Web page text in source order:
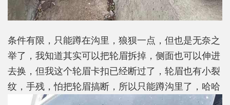
条件有限，只能蹲在沟里，狼狈一点，但也是无奈之
举了，我知道其实可以把轮眉拆掉，侧面也可以伸进
去换，但我这个轮眉卡扣已经断过了，轮眉也有小裂
纹，手残，怕把轮眉搞断，所以只能蹲沟里了，哈哈